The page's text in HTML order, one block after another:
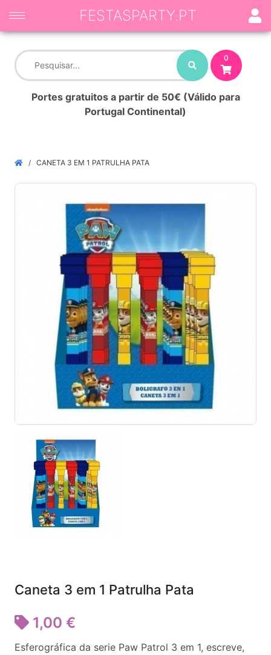
0
Portes gratuitos a partir de 50€ (Válido para
Portugal Continental)
FESTASPARTY.PT
CANETA 3 EM 1 PATRULHA PATA
Caneta 3 em 1 Patrulha Pata
1,00 €
Esferográfica da serie Paw Patrol 3 em 1, escreve,